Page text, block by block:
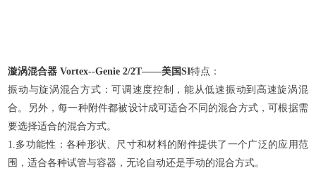
漩涡混合器 Vortex--Genie 2/2T——美国SI特点：
振动与旋涡混合方式：可调速度控制，能从低速振动到高速旋涡混
合。另外，每一种附件都被设计成可适合不同的混合方式，可根据需
要选择适合的混合方式。
1.多功能性：各种形状、尺寸和材料的附件提供了一个广泛的应用范
围，适合各种试管与容器，无论自动还是手动的混合方式。